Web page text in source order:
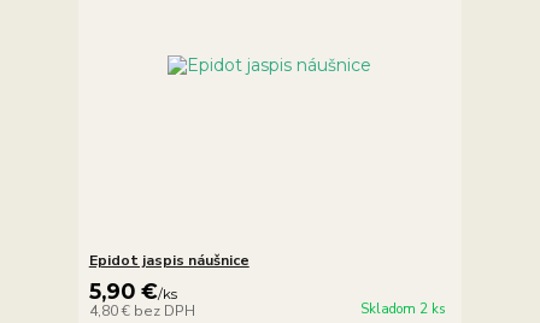
Epidot jaspis náušnice
5,90 €/ks
4,80 € bez DPH Skladom 2 ks